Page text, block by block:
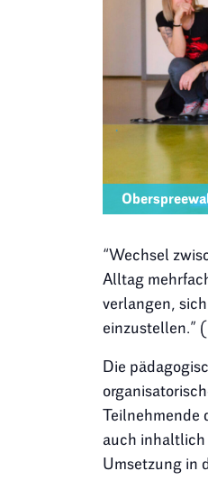
“Wechsel
Alltag
verlangen,
einzustellen.”
Die
Teilnehmende
auch inhaltlich
Umsetzung in